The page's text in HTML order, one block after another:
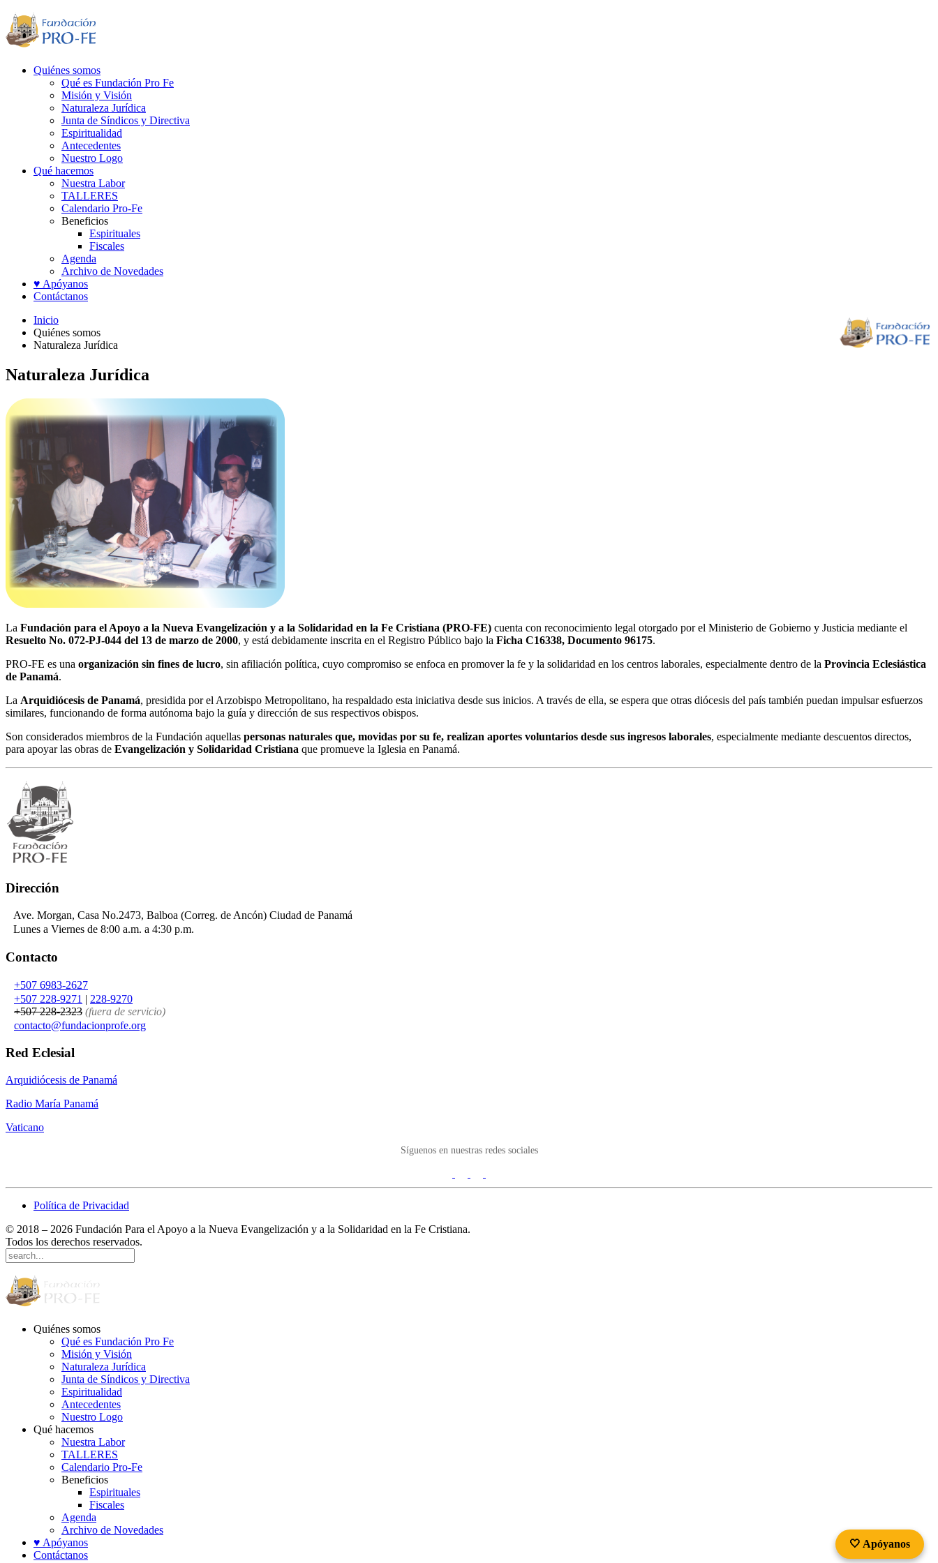
Quiénes somos
Qué es Fundación Pro Fe
Misión y Visión
Naturaleza Jurídica
Junta de Síndicos y Directiva
Espiritualidad
Antecedentes
Nuestro Logo
Qué hacemos
Nuestra Labor
TALLERES
Calendario Pro-Fe
Beneficios
Espirituales
Fiscales
Agenda
Archivo de Novedades
♥ Apóyanos
Contáctanos
Inicio
Quiénes somos
Naturaleza Jurídica
Naturaleza Jurídica
La Fundación para el Apoyo a la Nueva Evangelización y a la Solidaridad en la Fe Cristiana (PRO-FE) cuenta con reconocimiento legal otorgado por el Ministerio de Gobierno y Justicia mediante el
Resuelto No. 072-PJ-044 del 13 de marzo de 2000, y está debidamente inscrita en el Registro Público bajo la Ficha C16338, Documento 96175.
PRO-FE es una organización sin fines de lucro, sin afiliación política, cuyo compromiso se enfoca en promover la fe y la solidaridad en los centros laborales, especialmente dentro de la Provincia Eclesiástica
de Panamá.
La Arquidiócesis de Panamá, presidida por el Arzobispo Metropolitano, ha respaldado esta iniciativa desde sus inicios. A través de ella, se espera que otras diócesis del país también puedan impulsar esfuerzos
similares, funcionando de forma autónoma bajo la guía y dirección de sus respectivos obispos.
Son considerados miembros de la Fundación aquellas personas naturales que, movidas por su fe, realizan aportes voluntarios desde sus ingresos laborales, especialmente mediante descuentos directos,
para apoyar las obras de Evangelización y Solidaridad Cristiana que promueve la Iglesia en Panamá.
🤍 Apóyanos
Dirección
Ave. Morgan, Casa No.2473, Balboa (Correg. de Ancón) Ciudad de Panamá
Lunes a Viernes de 8:00 a.m. a 4:30 p.m.
Contacto
+507 6983-2627
+507 228-9271 | 228-9270
+507 228-2323 (fuera de servicio)
contacto@fundacionprofe.org
Red Eclesial
Arquidiócesis de Panamá
Radio María Panamá
Vaticano
Síguenos en nuestras redes sociales
Política de Privacidad
© 2018 – 2026 Fundación Para el Apoyo a la Nueva Evangelización y a la Solidaridad en la Fe Cristiana.
Todos los derechos reservados.
Quiénes somos
Qué es Fundación Pro Fe
Misión y Visión
Naturaleza Jurídica
Junta de Síndicos y Directiva
Espiritualidad
Antecedentes
Nuestro Logo
Qué hacemos
Nuestra Labor
TALLERES
Calendario Pro-Fe
Beneficios
Espirituales
Fiscales
Agenda
Archivo de Novedades
♥ Apóyanos
Contáctanos